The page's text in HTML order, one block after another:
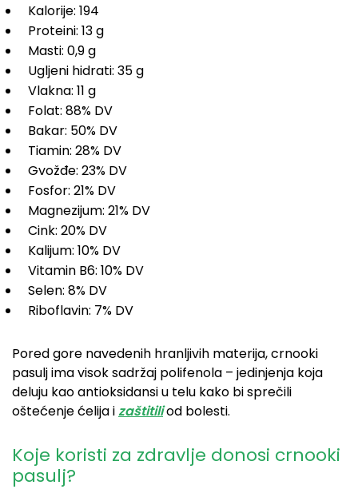
Kalorije: 194
Proteini: 13 g
Masti: 0,9 g
Ugljeni hidrati: 35 g
Vlakna: 11 g
Folat: 88% DV
Bakar: 50% DV
Tiamin: 28% DV
Gvožđe: 23% DV
Fosfor: 21% DV
Magnezijum: 21% DV
Cink: 20% DV
Kalijum: 10% DV
Vitamin B6: 10% DV
Selen: 8% DV
Riboflavin: 7% DV
Pored gore navedenih hranljivih materija, crnooki
pasulj ima visok sadržaj polifenola – jedinjenja koja
deluju kao antioksidansi u telu kako bi sprečili
oštećenje ćelija izaštitiliod bolesti.
Koje koristi za zdravlje donosi crnooki
pasulj?